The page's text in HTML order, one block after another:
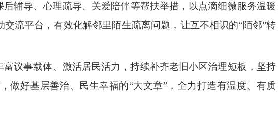
辅导、心理疏导、关爱陪伴等帮扶举措，以点滴细微服务温暖
流平台，有效化解邻里陌生疏离问题，让互不相识的“陌邻”转
议事载体、激活居民活力，持续补齐老旧小区治理短板，坚持
做好基层善治、民生幸福的“大文章”，全力打造有温度、有质